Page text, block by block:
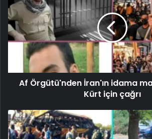
Af Örgütü'nden İran'ın idama
Kürt için çağrı